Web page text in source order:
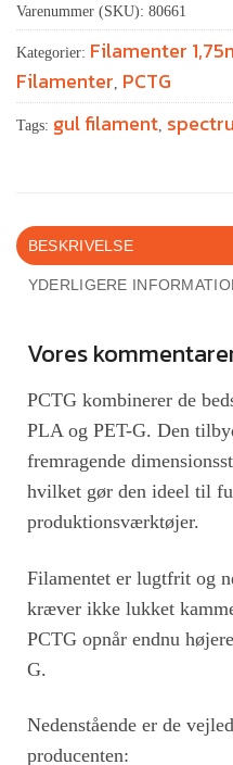
Varenummer (SKU): 80661
Kategorier: Filamenter
Filamenter PCTG
Tags: gul filament
BESKRIVELSE
YDERLIGERE
Vores
PCTG kombinerer de
PLA og PET-G. Den
fremragende
hvilket gør den ideel til
produktionsværktøjer.
Filamentet er lugtfrit og
kræver ikke lukket
PCTG opnår endnu
G.
Nedenstående er de
producenten: